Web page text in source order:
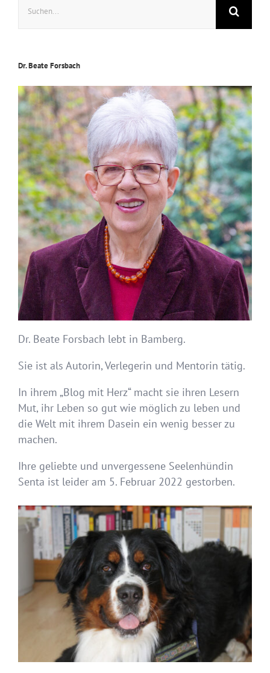
ist
nach:
Dr. Beate Forsbach
Dr. Beate Forsbach lebt in Bamberg.
Sie ist als Autorin, Verlegerin und Mentorin tätig.
In ihrem „Blog mit Herz“ macht sie ihren Lesern
Mut, ihr Leben so gut wie möglich zu leben und
die Welt mit ihrem Dasein ein wenig besser zu
machen.
Ihre geliebte und unvergessene Seelenhündin
Senta ist leider am 5. Februar 2022 gestorben.